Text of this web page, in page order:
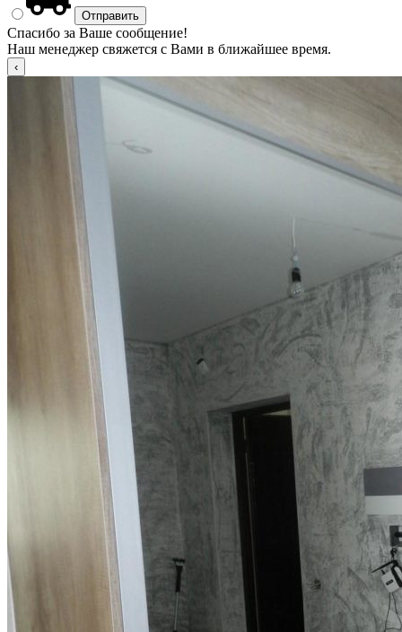
Спасибо за Ваше сообщение!
Наш менеджер свяжется с Вами в ближайшее время.